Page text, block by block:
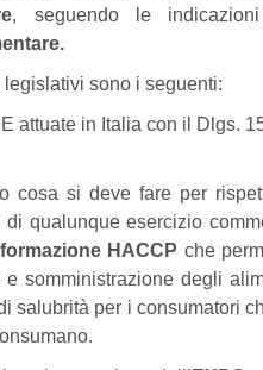
, seguendo le
.
sono i seguenti:
attuate in Italia con il Dlgs.
cosa si deve fare per
qualunque esercizio
formazione HACCP che
somministrazione degli
salubrità per i consumatori